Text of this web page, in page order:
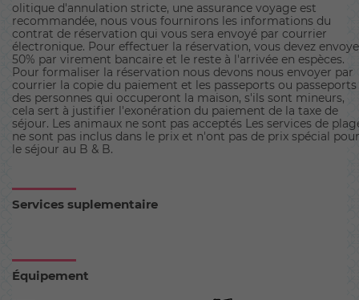
olitique d'annulation stricte, une assurance voyage est
recommandée, nous vous fournirons les informations du
contrat de réservation qui vous sera envoyé par courrier
électronique. Pour effectuer la réservation, vous devez
50% par virement bancaire et le reste à l'arrivée en espèces.
Pour formaliser la réservation nous devons nous envoyer par
courrier la copie du paiement et les passeports ou passeports
des personnes qui occuperont la maison, s'ils sont mineurs,
cela sert à justifier l'exonération du paiement de la taxe de
séjour. Les animaux ne sont pas acceptés Les services de
ne sont pas inclus dans le prix et n'ont pas de prix spécial pour
le séjour au B & B.
Services suplementaire
Équipement